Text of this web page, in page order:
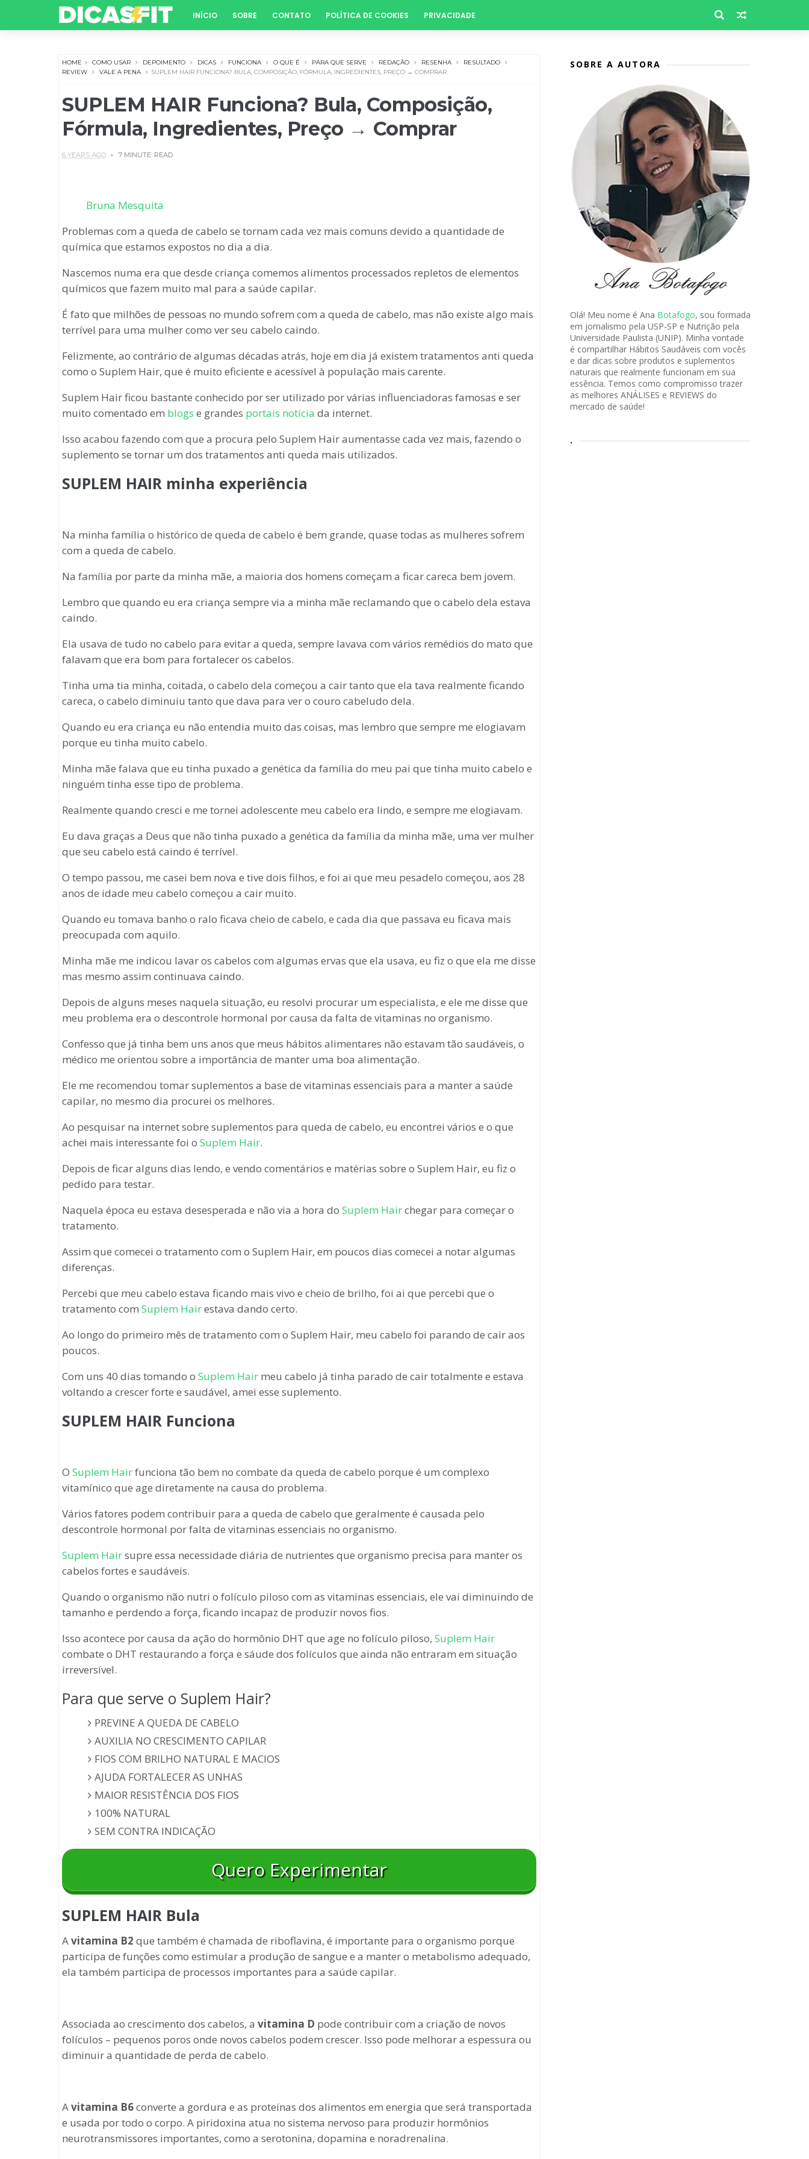
INÍCIO SOBRE CONTATO POLÍTICA DE COOKIES PRIVACIDADE
HOME COMO USAR DEPOIMENTO DICAS FUNCIONA O QUE É PARA QUE SERVE REDAÇÃO RESENHA
RESULTADO
REVIEW
VALE A PENA SUPLEM HAIR FUNCIONA? BULA, COMPOSIÇÃO, FÓRMULA, INGREDIENTES, PREÇO → COMPRAR
SUPLEM HAIR Funciona? Bula, Composição,
Fórmula, Ingredientes, Preço → Comprar
6 YEARS AGO 7 MINUTE READ
Bruna Mesquita
Problemas com a queda de cabelo se tornam cada vez mais comuns devido a quantidade de
química que estamos expostos no dia a dia.
Nascemos numa era que desde criança comemos alimentos processados repletos de elementos
químicos que fazem muito mal para a saúde capilar.
É fato que milhões de pessoas no mundo sofrem com a queda de cabelo, mas não existe algo mais
terrível para uma mulher como ver seu cabelo caindo.
Felizmente, ao contrário de algumas décadas atrás, hoje em dia já existem tratamentos anti queda
como o Suplem Hair, que é muito eficiente e acessível à população mais carente.
Suplem Hair ficou bastante conhecido por ser utilizado por várias influenciadoras famosas e ser
muito comentado em blogs e grandes portais notícia da internet.
Isso acabou fazendo com que a procura pelo Suplem Hair aumentasse cada vez mais, fazendo o
suplemento se tornar um dos tratamentos anti queda mais utilizados.
SUPLEM HAIR minha experiência
Na minha família o histórico de queda de cabelo é bem grande, quase todas as mulheres sofrem
com a queda de cabelo.
Na família por parte da minha mãe, a maioria dos homens começam a ficar careca bem jovem.
Lembro que quando eu era criança sempre via a minha mãe reclamando que o cabelo dela estava
caindo.
Ela usava de tudo no cabelo para evitar a queda, sempre lavava com vários remédios do mato que
falavam que era bom para fortalecer os cabelos.
Tinha uma tia minha, coitada, o cabelo dela começou a cair tanto que ela tava realmente ficando
careca, o cabelo diminuiu tanto que dava para ver o couro cabeludo dela.
Quando eu era criança eu não entendia muito das coisas, mas lembro que sempre me elogiavam
porque eu tinha muito cabelo.
Minha mãe falava que eu tinha puxado a genética da família do meu pai que tinha muito cabelo e
ninguém tinha esse tipo de problema.
Realmente quando cresci e me tornei adolescente meu cabelo era lindo, e sempre me elogiavam.
Eu dava graças a Deus que não tinha puxado a genética da família da minha mãe, uma ver mulher
que seu cabelo está caindo é terrível.
O tempo passou, me casei bem nova e tive dois filhos, e foi ai que meu pesadelo começou, aos 28
anos de idade meu cabelo começou a cair muito.
Quando eu tomava banho o ralo ficava cheio de cabelo, e cada dia que passava eu ficava mais
preocupada com aquilo.
Minha mãe me indicou lavar os cabelos com algumas ervas que ela usava, eu fiz o que ela me disse
mas mesmo assim continuava caindo.
Depois de alguns meses naquela situação, eu resolvi procurar um especialista, e ele me disse que
meu problema era o descontrole hormonal por causa da falta de vitaminas no organismo.
Confesso que já tinha bem uns anos que meus hábitos alimentares não estavam tão saudáveis, o
médico me orientou sobre a importância de manter uma boa alimentação.
Ele me recomendou tomar suplementos a base de vitaminas essenciais para a manter a saúde
capilar, no mesmo dia procurei os melhores.
Ao pesquisar na internet sobre suplementos para queda de cabelo, eu encontrei vários e o que
achei mais interessante foi o Suplem Hair.
Depois de ficar alguns dias lendo, e vendo comentários e matérias sobre o Suplem Hair, eu fiz o
pedido para testar.
Naquela época eu estava desesperada e não via a hora do Suplem Hairchegar para começar o
tratamento.
Assim que comecei o tratamento com o Suplem Hair, em poucos dias comecei a notar algumas
diferenças.
Percebi que meu cabelo estava ficando mais vivo e cheio de brilho, foi ai que percebi que o
tratamento com Suplem Hairestava dando certo.
Ao longo do primeiro mês de tratamento com o Suplem Hair, meu cabelo foi parando de cair aos
poucos.
Com uns 40 dias tomando o Suplem Hair meu cabelo já tinha parado de cair totalmente e estava
voltando a crescer forte e saudável, amei esse suplemento.
SUPLEM HAIR Funciona
O Suplem Hairfunciona tão bem no combate da queda de cabelo porque é um complexo
vitamínico que age diretamente na causa do problema.
Vários fatores podem contribuir para a queda de cabelo que geralmente é causada pelo
descontrole hormonal por falta de vitaminas essenciais no organismo.
Suplem Hairsupre essa necessidade diária de nutrientes que organismo precisa para manter os
cabelos fortes e saudáveis.
Quando o organismo não nutri o folículo piloso com as vitaminas essenciais, ele vai diminuindo de
tamanho e perdendo a força, ficando incapaz de produzir novos fios.
Isso acontece por causa da ação do hormônio DHT que age no folículo piloso, Suplem Hair
combate o DHT restaurando a força e sáude dos folículos que ainda não entraram em situação
irreversível.
Para que serve o Suplem Hair?
PREVINE A QUEDA DE CABELO
AUXILIA NO CRESCIMENTO CAPILAR
FIOS COM BRILHO NATURAL E MACIOS
AJUDA FORTALECER AS UNHAS
MAIOR RESISTÊNCIA DOS FIOS
100% NATURAL
SEM CONTRA INDICAÇÃO
Quero Experimentar
SUPLEM HAIR Bula
Avitamina B2 que também é chamada de riboflavina, é importante para o organismo porque
participa de funções como estimular a produção de sangue e a manter o metabolismo adequado,
ela também participa de processos importantes para a saúde capilar.
Associada ao crescimento dos cabelos, a vitamina D pode contribuir com a criação de novos
folículos – pequenos poros onde novos cabelos podem crescer. Isso pode melhorar a espessura ou
diminuir a quantidade de perda de cabelo.
Avitamina B6converte a gordura e as proteínas dos alimentos em energia que será transportada
e usada por todo o corpo. A piridoxina atua no sistema nervoso para produzir hormônios
neurotransmissores importantes, como a serotonina, dopamina e noradrenalina.
SOBRE A AUTORA
Olá! Meu nome é Ana Botafogo, sou formada
em jornalismo pela USP-SP e Nutrição pela
Universidade Paulista (UNIP). Minha vontade
é compartilhar Hábitos Saudáveis com vocês
e dar dicas sobre produtos e suplementos
naturais que realmente funcionam em sua
essência. Temos como compromisso trazer
as melhores ANÁLISES e REVIEWS do
mercado de saúde!
.